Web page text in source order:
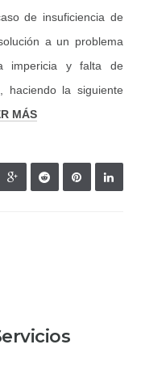
de insuficiencia de
a un problema
impericia y falta de
haciendo la siguiente
MÁS